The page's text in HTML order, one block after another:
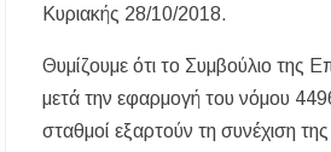
Χαλκιδική: Νεκρός 69χρονος λουόμενος στην
παραλία Σίβηρης
Διακοπές ρεύματος σε περιοχές της
– Πότε και πού θα σημειωθούν
Κυριακής 28/10/2018.
Θυμίζουμε ότι το Συμβούλιο της
μετά την εφαρμογή του νόμου
σταθμοί εξαρτούν τη συνέχιση της